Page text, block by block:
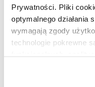
Prywatności. Pliki
optymalnego działania
wymagają zgody
technologie pokrewne
dobrowolną zgodę na